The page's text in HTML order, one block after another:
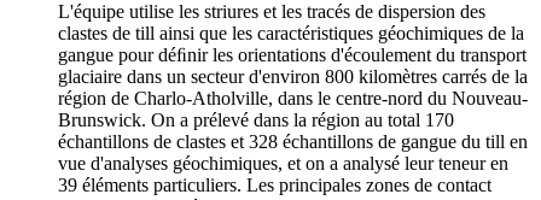
L'équipe utilise les striures et les tracés de dispersion des
clastes de till ainsi que les caractéristiques géochimiques de la
gangue pour déﬁnir les orientations d'écoulement du transport
glaciaire dans un secteur d'environ 800 kilomètres carrés de la
région de Charlo-Atholville, dans le centre-nord du Nouveau-
Brunswick. On a prélevé dans la région au total 170
échantillons de clastes et 328 échantillons de gangue du till en
vue d'analyses géochimiques, et on a analysé leur teneur en
39 éléments particuliers. Les principales zones de contact